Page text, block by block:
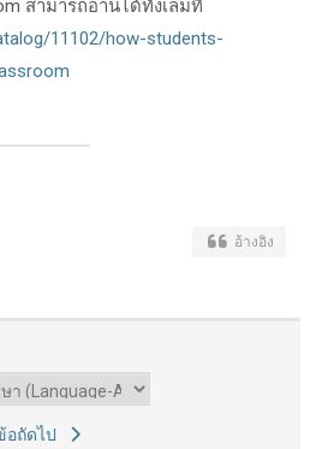
สามารถอ่านได้ทั้งเล่มที่
11102/how-students-
อ้างอิง
อถัดไป